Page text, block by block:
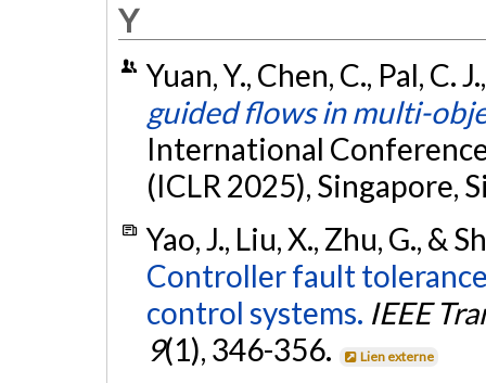
Y
Yuan, Y., Chen, C., Pal, C.
guided flows in multi-
International
(ICLR 2025), Singapore,
Yao, J., Liu, X., Zhu, G., &
Controller fault
control systems. IEEE
9(1), 346-356. Lien externe